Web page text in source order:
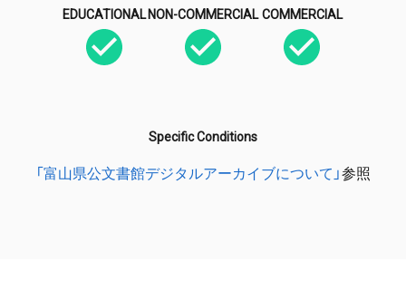
EDUCATIONAL NON-COMMERCIAL COMMERCIAL
Specific Conditions
「富山県公文書館デジタルアーカイブについて」参照